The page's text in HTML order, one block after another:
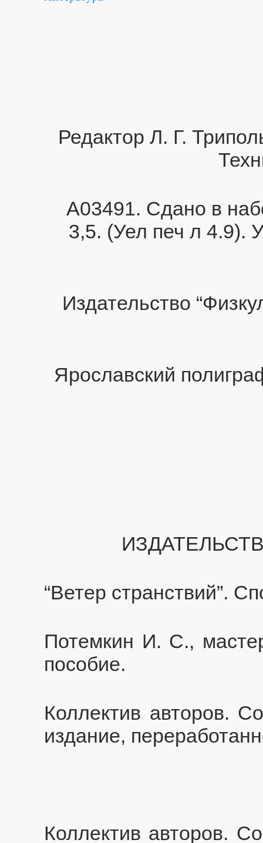
Редактор Л. Г.
А03491. Сдано в
3,5. (Уел печ л 4.9).
Издательство
Ярославский
“Ветер странствий”.
Потемкин И. С.,
пособие.
Коллектив авторов.
издание,
Коллектив авторов.